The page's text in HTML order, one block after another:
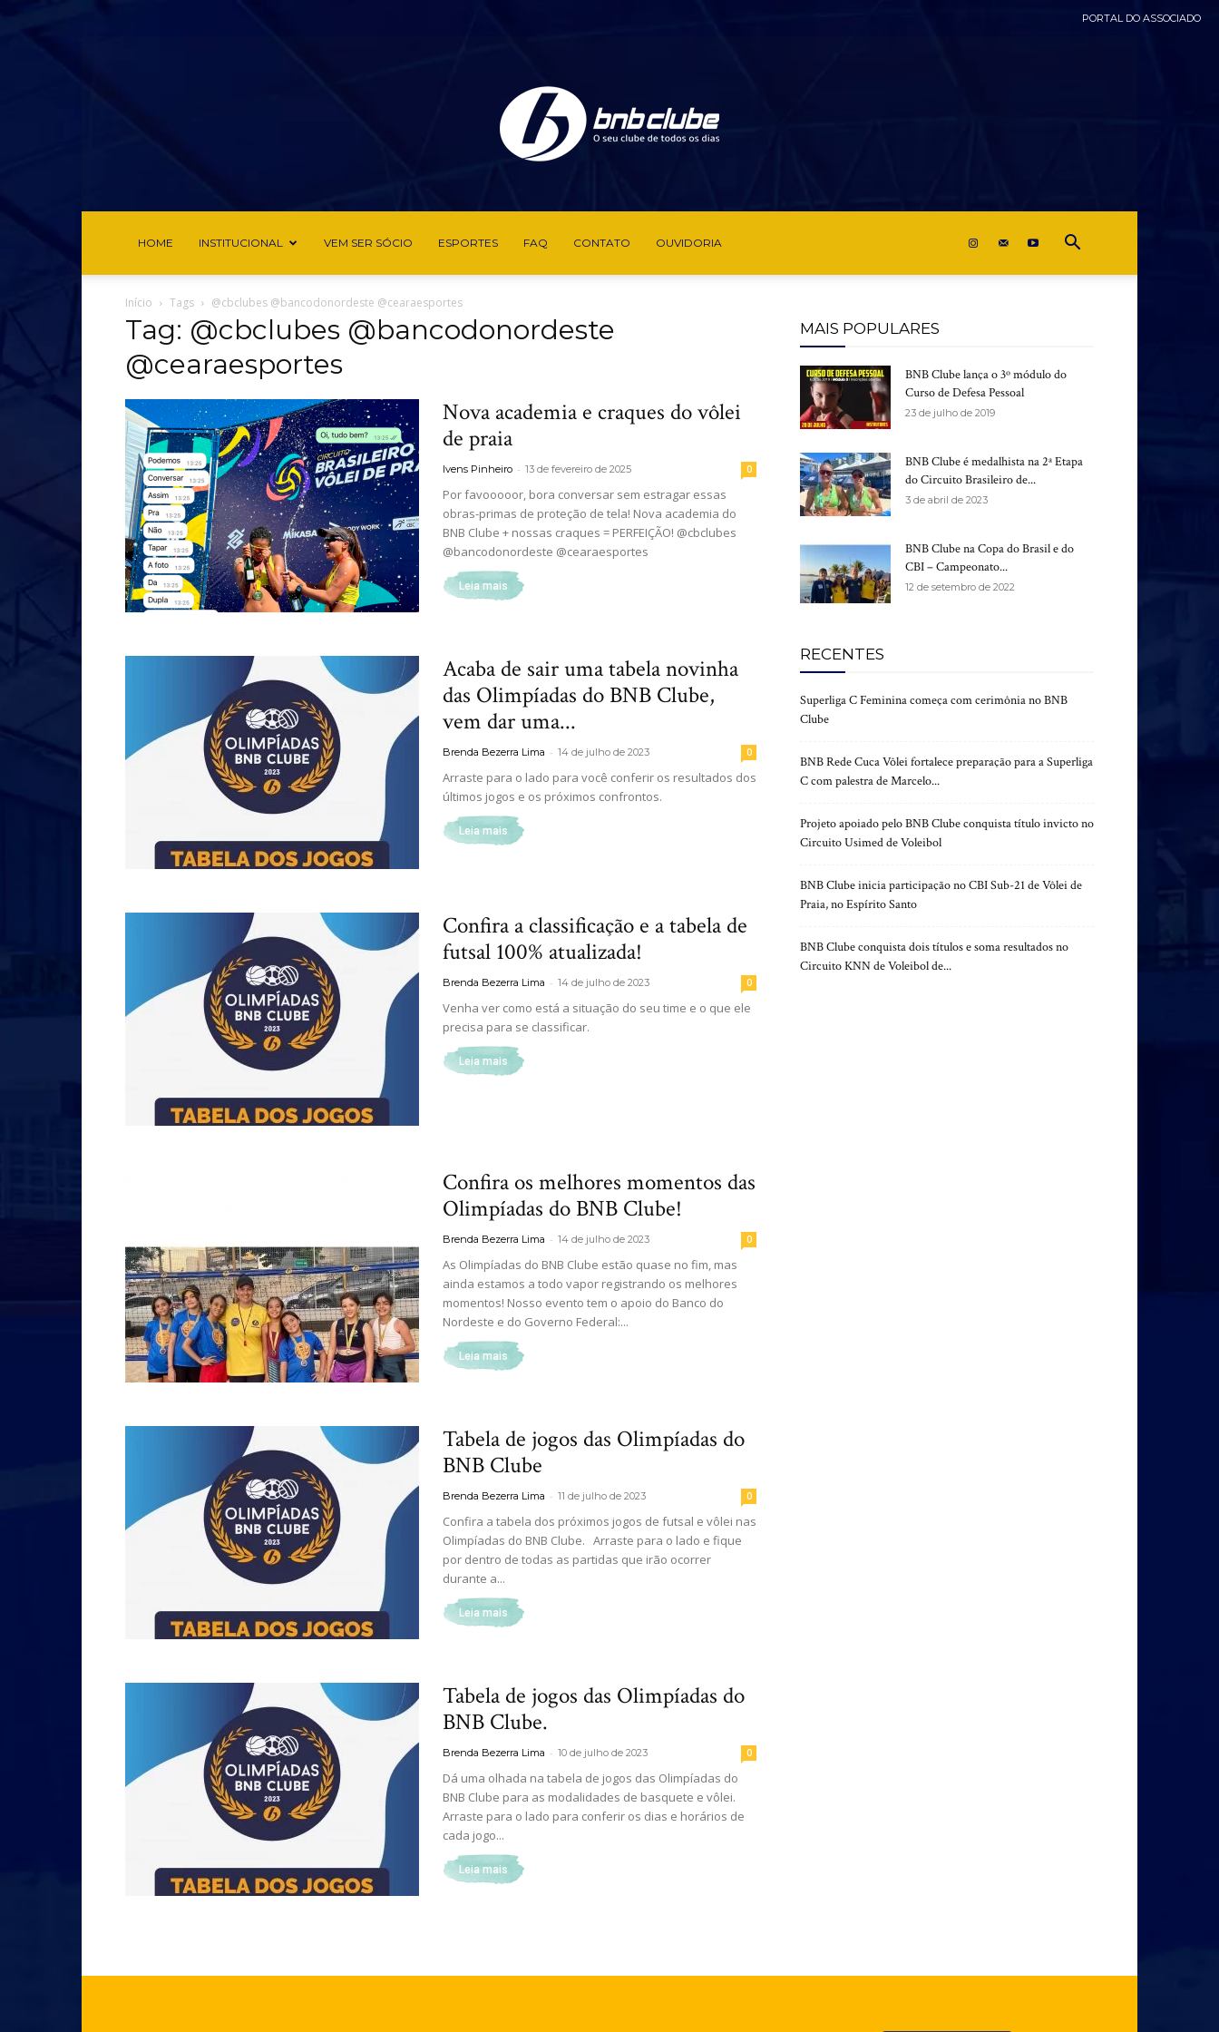
PORTAL DO ASSOCIADO
HOME INSTITUCIONAL VEM SER SÓCIO ESPORTES FAQ CONTATO OUVIDORIA
Início Tags @cbclubes @bancodonordeste @cearaesportes
Tag: @cbclubes @bancodonordeste
@cearaesportes
Nova academia e craques do vôlei
de praia
Ivens Pinheiro - 13 de fevereiro de 2025 0
Por favooooor, bora conversar sem estragar essas
obras-primas de proteção de tela! Nova academia do
BNB Clube + nossas craques = PERFEIÇÃO! @cbclubes
@bancodonordeste @cearaesportes
Leia mais
Acaba de sair uma tabela novinha
das Olimpíadas do BNB Clube,
vem dar uma...
Brenda Bezerra Lima - 14 de julho de 2023 0
Arraste para o lado para você conferir os resultados dos
últimos jogos e os próximos confrontos.
Leia mais
Confira a classificação e a tabela de
futsal 100% atualizada!
Brenda Bezerra Lima - 14 de julho de 2023 0
Venha ver como está a situação do seu time e o que ele
precisa para se classificar.
Leia mais
Confira os melhores momentos das
Olimpíadas do BNB Clube!
Brenda Bezerra Lima - 14 de julho de 2023 0
As Olimpíadas do BNB Clube estão quase no fim, mas
ainda estamos a todo vapor registrando os melhores
momentos! Nosso evento tem o apoio do Banco do
Nordeste e do Governo Federal:...
Leia mais
Tabela de jogos das Olimpíadas do
BNB Clube
Brenda Bezerra Lima - 11 de julho de 2023 0
Confira a tabela dos próximos jogos de futsal e vôlei nas
Olimpíadas do BNB Clube. Arraste para o lado e fique
por dentro de todas as partidas que irão ocorrer
durante a...
Leia mais
Tabela de jogos das Olimpíadas do
BNB Clube.
Brenda Bezerra Lima - 10 de julho de 2023 0
Dá uma olhada na tabela de jogos das Olimpíadas do
BNB Clube para as modalidades de basquete e vôlei.
Arraste para o lado para conferir os dias e horários de
cada jogo...
Leia mais
MAIS POPULARES
BNB Clube lança o 3º módulo do
Curso de Defesa Pessoal
23 de julho de 2019
BNB Clube é medalhista na 2ª Etapa
do Circuito Brasileiro de...
3 de abril de 2023
BNB Clube na Copa do Brasil e do
CBI – Campeonato...
12 de setembro de 2022
RECENTES
Superliga C Feminina começa com cerimônia no BNB
Clube
BNB Rede Cuca Vôlei fortalece preparação para a Superliga
C com palestra de Marcelo...
Projeto apoiado pelo BNB Clube conquista título invicto no
Circuito Usimed de Voleibol
BNB Clube inicia participação no CBI Sub-21 de Vôlei de
Praia, no Espírito Santo
BNB Clube conquista dois títulos e soma resultados no
Circuito KNN de Voleibol de...